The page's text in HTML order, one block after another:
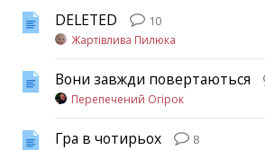
DELETED
10
Жартівлива Пилюка
Вони завжди повертаються
Перепечений Огірок
Гра в чотирьох
8